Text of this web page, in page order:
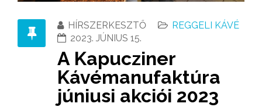
HÍRSZERKESZTŐ
REGGELI KÁVÉ
2023. JÚNIUS 15.
A Kapucziner
Kávémanufaktúra
júniusi akciói 2023